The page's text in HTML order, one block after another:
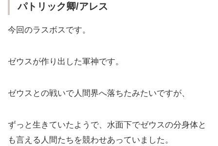
パトリック卿/アレス
今回のラスボスです。
ゼウスが作り出した軍神です。
ゼウスとの戦いで人間界へ落ちたみたいですが、
ずっと生きていたようで、水面下でゼウスの分身体と
も言える人間たちを競わせあっていました。